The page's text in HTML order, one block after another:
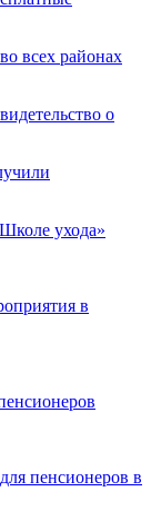
всех районах
о
ухода»
в
пенсионеров в